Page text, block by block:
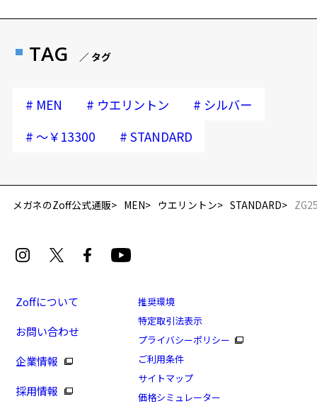
トレンド感のあるウェリントン型チタンフレーム
商品番号：ZG253007-15E1/フレームカラー：シルバー/
単価：￥12,100
TAG ／ タグ
# MEN # ウエリントン # シルバー
# ～￥13300 # STANDARD
メガネのZoff公式通販 MEN ウエリントン STANDARD
Zoffについて
お問い合わせ
企業情報
採用情報
推奨環境
特定取引法表示
プライバシーポリシー
ご利用条件
サイトマップ
価格シミュレーター